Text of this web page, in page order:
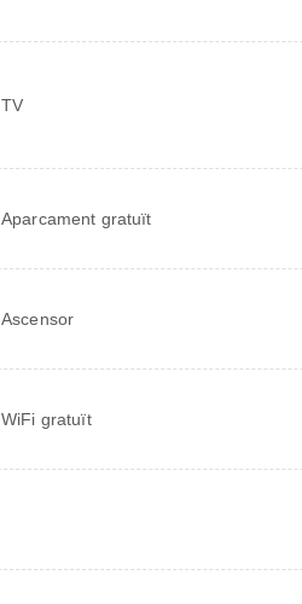
TV
Aparcament gratuït
Ascensor
WiFi gratuït